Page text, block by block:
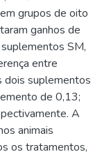
grupos de oito
ganhos de
SM,
entre
dois suplementos
de 0,13;
A
animais
os tratamentos,